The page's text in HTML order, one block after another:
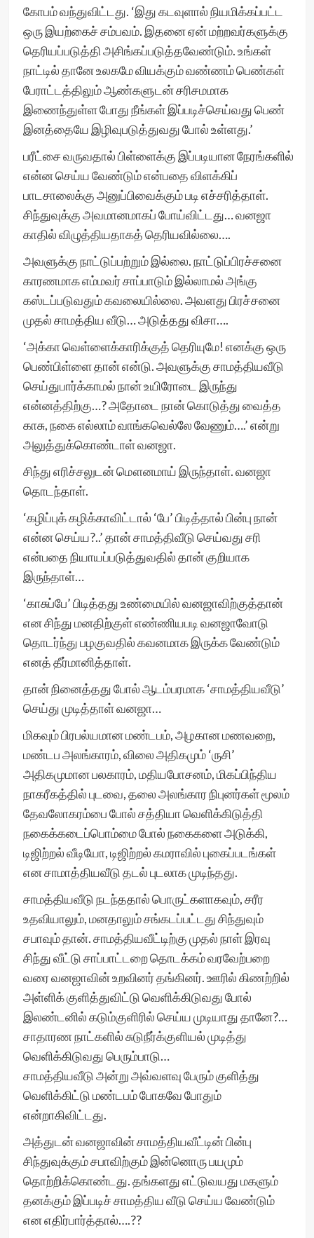
கோபம் வந்துவிட்டது. ‘இது கடவுளால் நியமிக்கப்பட்ட
ஒரு இயற்கைச் சம்பவம். இதனை ஏன் மற்றவர்களுக்கு
தெரியப்படுத்தி அசிங்கப்படுத்தவேண்டும். உங்கள்
நாட்டில் தானே உலகமே வியக்கும் வண்ணம் பெண்கள்
பேராட்டத்திலும் ஆண்களுடன் சரிசமமாக
இணைந்துள்ள போது நீங்கள் இப்படிச்செய்வது பெண்
இனத்தையே இழிவுபடுத்துவது போல் உள்ளது.’
பரீட்சை வருவதால் பிள்ளைக்கு இப்படியான நேரங்களில்
என்ன செய்ய வேண்டும் என்பதை விளக்கிப்
பாடசாலைக்கு அனுப்பிவைக்கும் படி எச்சரித்தாள்.
சிந்துவுக்கு அவமானமாகப் போய்விட்டது… வனஜா
காதில் விழுத்தியதாகத் தெரியவில்லை….
அவளுக்கு நாட்டுப்பற்றும் இல்லை. நாட்டுப்பிரச்சனை
காரணமாக எம்மவர் சாப்பாடும் இல்லாமல் அங்கு
கஸ்டப்படுவதும் கவலையில்லை. அவளது பிரச்சனை
முதல் சாமத்திய வீடு… அடுத்தது விசா….
‘அக்கா வெள்ளைக்காரிக்குத் தெரியுமே! எனக்கு ஒரு
பெண்பிள்ளை தான் என்டு. அவளுக்கு சாமத்தியவீடு
செய்துபார்க்காமல் நான் உயிரோடை இருந்து
என்னத்திற்கு…? அதோடை நான் கொடுத்து வைத்த
காசு, நகை எல்லாம் வாங்கவெல்லே வேணும்….’ என்று
அலுத்துக்கொண்டாள் வனஜா.
சிந்து எரிச்சலுடன் மௌனமாய் இருந்தாள். வனஜா
தொடந்தாள்.
‘கழிப்புக் கழிக்காவிட்டால் ‘பே’ பிடித்தால் பின்பு நான்
என்ன செய்ய?..’ தான் சாமத்திவீடு செய்வது சரி
என்பதை நியாயப்படுத்துவதில் தான் குறியாக
இருந்தாள்…
‘காசுப்பே’ பிடித்தது உண்மையில் வனஜாவிற்குத்தான்
என சிந்து மனதிற்குள் எண்ணியபடி வனஜாவோடு
தொடர்ந்து பழகுவதில் கவனமாக இருக்க வேண்டும்
எனத் தீர்மானித்தாள்.
தான் நினைத்தது போல் ஆடம்பரமாக ‘சாமத்தியவீடு’
செய்து முடித்தாள் வனஜா…
மிகவும் பிரபல்யமான மண்டபம், அழகான மணவறை,
மண்டப அலங்காரம், விலை அதிகமும் ‘ருசி’
அதிகமுமான பலகாரம், மதியபோசனம், மிகப்பிந்திய
நாகரீகத்தில் புடவை, தலை அலங்கார நிபுனர்கள் மூலம்
தேவலோகரம்பை போல் சத்தியா வெளிக்கிடுத்தி
நகைக்கடைப்பொம்மை போல் நகைகளை அடுக்கி,
டிஜிற்றல் வீடியோ, டிஜிற்றல் கமராவில் புகைப்படங்கள்
என சாமாத்தியவீடு தடல் புடலாக முடிந்தது.
சாமத்தியவீடு நடந்ததால் பொருட்களாகவும், சரீர
உதவியாலும், மனதாலும் சங்கடப்பட்டது சிந்துவும்
சபாவும் தான். சாமத்தியவீட்டிற்கு முதல் நாள் இரவு
சிந்து வீட்டு சாப்பாட்டறை தொடக்கம் வரவேற்பறை
வரை வனஜாவின் உறவினர் தங்கினர். ஊரில் கிணற்றில்
அள்ளிக் குளித்துவிட்டு வெளிக்கிடுவது போல்
இலண்டனில் கடும்குளிரில் செய்ய முடியாது தானே?…
சாதாரண நாட்களில் சுடுநீர்க்குளியல் முடித்து
வெளிக்கிடுவது பெரும்பாடு…
சாமத்தியவீடு அன்று அவ்வளவு பேரும் குளித்து
வெளிக்கிட்டு மண்டபம் போகவே போதும்
என்றாகிவிட்டது.
அத்துடன் வனஜாவின் சாமத்தியவீட்டின் பின்பு
சிந்துவுக்கும் சபாவிற்கும் இன்னொரு பயமும்
தொற்றிக்கொண்டது. தங்களது எட்டுவயது மகளும்
தனக்கும் இப்படிச் சாமத்திய வீடு செய்ய வேண்டும்
என எதிர்பார்த்தால்….??